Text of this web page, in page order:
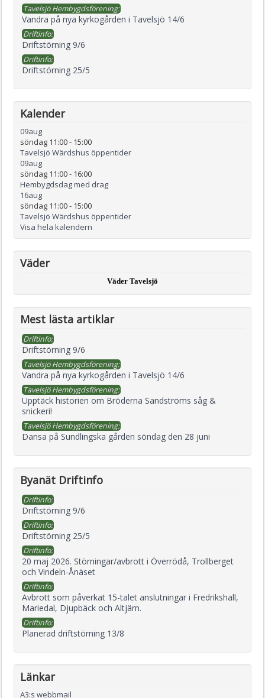
Tavelsjö Hembygdsförening:
Vandra på nya kyrkogården i Tavelsjö 14/6
Driftinfo:
Driftstörning 9/6
Driftinfo:
Driftstörning 25/5
Kalender
09aug
söndag 11:00- 15:00
Tavelsjö Wärdshus öppentider
09aug
söndag 11:00- 16:00
Hembygdsdag med drag
16aug
söndag 11:00- 15:00
Tavelsjö Wärdshus öppentider
Visa hela kalendern
Väder
Väder Tavelsjö
Mest lästa artiklar
Driftinfo:
Driftstörning 9/6
Tavelsjö Hembygdsförening:
Vandra på nya kyrkogården i Tavelsjö 14/6
Tavelsjö Hembygdsförening:
Upptäck historien om Bröderna Sandströms såg &
snickeri!
Tavelsjö Hembygdsförening:
Dansa på Sundlingska gården söndag den 28 juni
Byanät Driftinfo
Driftinfo:
Driftstörning 9/6
Driftinfo:
Driftstörning 25/5
Driftinfo:
20 maj 2026. Störningar/avbrott i Överrödå, Trollberget
och Vindeln-Ånäset
Driftinfo:
Avbrott som påverkat 15-talet anslutningar i Fredrikshall,
Mariedal, Djupbäck och Altjärn.
Driftinfo:
Planerad driftstörning 13/8
Länkar
A3:s webbmail